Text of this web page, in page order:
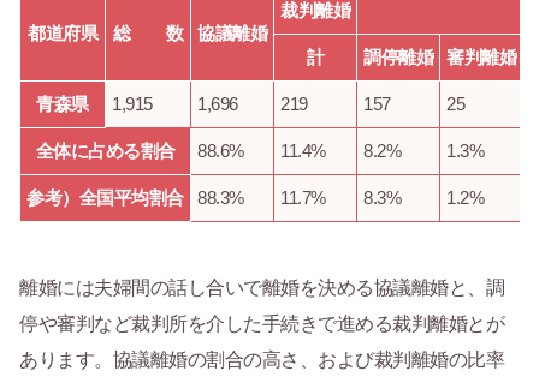
都道府県 総 数 協議離婚
裁判離婚
計 調停離婚 審判離婚
青森県 1,915 1,696 219 157 25
全体に占める割合 88.6% 11.4% 8.2% 1.3%
参考）全国平均割合 88.3% 11.7% 8.3% 1.2%
離婚には夫婦間の話し合いで離婚を決める協議離婚と、調
停や審判など裁判所を介した手続きで進める裁判離婚とが
あります。協議離婚の割合の高さ、および裁判離婚の比率